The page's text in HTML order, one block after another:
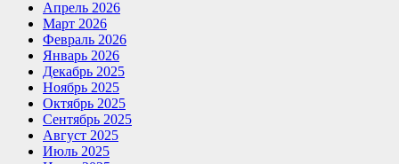
Апрель 2026
Март 2026
Февраль 2026
Январь 2026
Декабрь 2025
Ноябрь 2025
Октябрь 2025
Сентябрь 2025
Август 2025
Июль 2025